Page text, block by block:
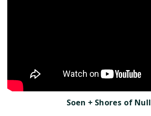
Soen + Shores of Null